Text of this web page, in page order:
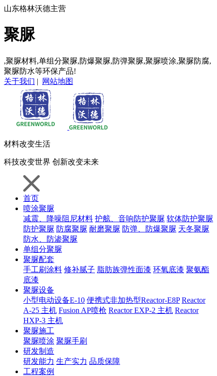
山东格林沃德主营
聚脲
,聚脲材料,单组分聚脲,防爆聚脲,防弹聚脲,聚脲喷涂,聚脲防腐,
聚脲防水等环保产品!
关于我们 | 网站地图
材料改变生活
科技改变世界 创新改变未来
首页
喷涂聚脲
减震、降噪阻尼材料 护舷、音响防护聚脲 软体防护聚脲
防护聚脲 防腐聚脲 耐磨聚脲 防弹、防爆聚脲 天冬聚脲
防水、防渗聚脲
单组分聚脲
聚脲配套
手工刷涂料 修补腻子 脂肪族弹性面漆 环氧底漆 聚氨酯
底漆
聚脲设备
小型电动设备E-10 便携式非加热型Reactor-E8P Reactor
A-25 主机 Fusion AP喷枪 Reactor EXP-2 主机 Reactor
HXP-3 主机
聚脲施工
聚脲喷涂 聚脲手刷
研发制造
研发能力 生产实力 品质保障
工程案例